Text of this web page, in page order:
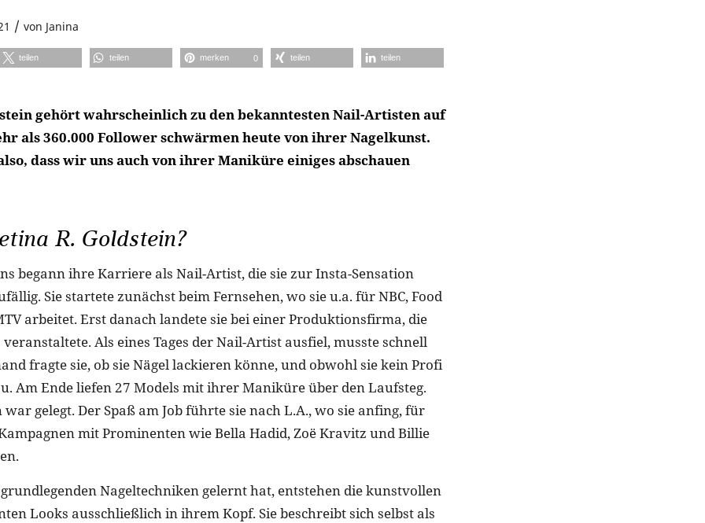
/ von Janina
teilen teilen merken 0 teilen teilen
gehört wahrscheinlich zu den bekanntesten Nail-Artisten auf
als 360.000 Follower schwärmen heute von ihrer Nagelkunst.
dass wir uns auch von ihrer Maniküre einiges abschauen
R. Goldstein?
begann ihre Karriere als Nail-Artist, die sie zur Insta-Sensation
Sie startete zunächst beim Fernsehen, wo sie u.a. für NBC, Food
arbeitet. Erst danach landete sie bei einer Produktionsfirma, die
Als eines Tages der Nail-Artist ausfiel, musste schnell
fragte sie, ob sie Nägel lackieren könne, und obwohl sie kein Profi
Am Ende liefen 27 Models mit ihrer Maniküre über den Laufsteg.
gelegt. Der Spaß am Job führte sie nach L.A., wo sie anfing, für
mit Prominenten wie Bella Hadid, Zoë Kravitz und Billie
Nageltechniken gelernt hat, entstehen die kunstvollen
Looks ausschließlich in ihrem Kopf. Sie beschreibt sich selbst als